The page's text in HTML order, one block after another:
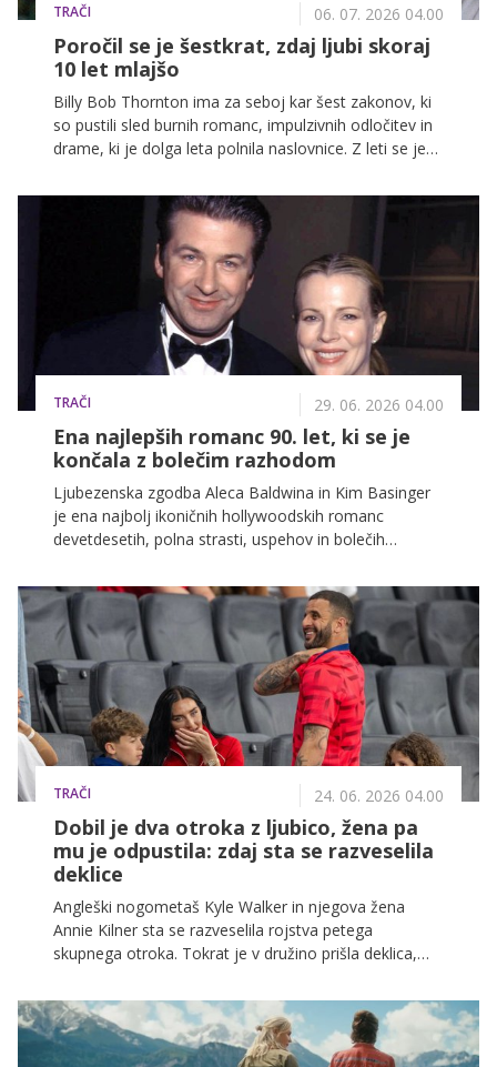
TRAČI 06. 07. 2026 04.00
Poročil se je šestkrat, zdaj ljubi skoraj
10 let mlajšo
Billy Bob Thornton ima za seboj kar šest zakonov, ki
so pustili sled burnih romanc, impulzivnih odločitev in
drame, ki je dolga leta polnila naslovnice. Z leti se je
na koncu osvojila skoraj 10 let mlajša Connie Angland.
TRAČI 29. 06. 2026 04.00
Ena najlepših romanc 90. let, ki se je
končala z bolečim razhodom
Ljubezenska zgodba Aleca Baldwina in Kim Basinger
je ena najbolj ikoničnih hollywoodskih romanc
devetdesetih, polna strasti, uspehov in bolečih
skupna preteklost ostaja ena najbolj komentiranih
zgodb v svetu slavnih.
TRAČI 24. 06. 2026 04.00
Dobil je dva otroka z ljubico, žena pa
mu je odpustila: zdaj sta se razveselila
deklice
Angleški nogometaš Kyle Walker in njegova žena
Annie Kilner sta se razveselila rojstva petega
skupnega otroka. Tokrat je v družino prišla deklica,
zelo turbulentnem obdobju, ki je njun zakon skoraj
pripeljalo do razhoda.